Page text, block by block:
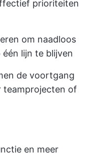
prioriteiten
om naadloos
lijn te blijven
de voortgang
teamprojecten of
en meer